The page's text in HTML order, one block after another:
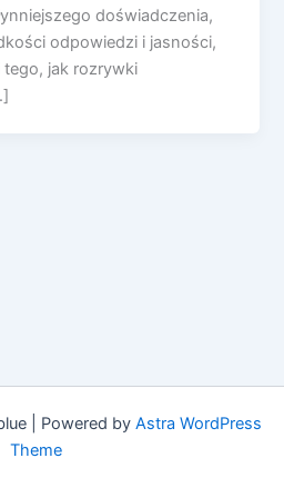
doświadczenia,
odpowiedzi i jasności,
jak rozrywki
| Powered by Astra WordPress
Theme